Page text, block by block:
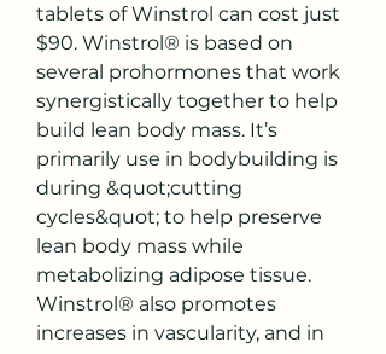
tablets of Winstrol can cost just
$90. Winstrol® is based on
several prohormones that work
synergistically together to help
build lean body mass. It’s
primarily use in bodybuilding is
during &quot;cutting
cycles&quot; to help preserve
lean body mass while
metabolizing adipose tissue.
Winstrol® also promotes
increases in vascularity, and in